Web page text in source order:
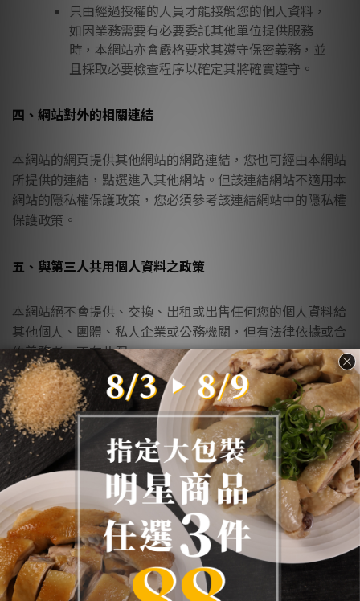
只由經過授權的人員才能接觸您的個人資料，
如因業務需要有必要委託其他單位提供服務
時，本網站亦會嚴格要求其遵守保密義務，並
且採取必要檢查程序以確定其將確實遵守。
四、網站對外的相關連結
本網站的網頁提供其他網站的網路連結，您也可經由本網站
所提供的連結，點選進入其他網站。但該連結網站不適用本
網站的隱私權保護政策，您必須參考該連結網站中的隱私權
保護政策。
五、與第三人共用個人資料之政策
本網站絕不會提供、交換、出租或出售任何您的個人資料給
其他個人、團體、私人企業或公務機關，但有法律依據或合
約義務者，不在此限。
前項但書之情形包括不限於：
經由您書面同意。
法律明文規定。
為免除您生命、身體、自由或財產上之危險。
與公務機關或學術研究機構合作，基於公共利
益為統計或學術研究而有必要，且資料經過提
供者處理或蒐集著依其揭露方式無從識別特定
之當事人。
當您在網站的行為，違反服務條款或可能損害
或妨礙網站與其他使用者權益或導致任何人遭
受損害時，經網站管理單位研析揭露您的個人